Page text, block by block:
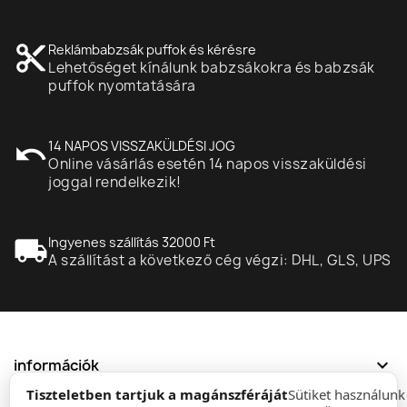
Tiszteletben tartjuk a magánszférájátSütiket
content_cut Reklámbabzsák puffok és kérésre
Lehetőséget kínálunk babzsákokra és babzsák
puffok nyomtatására
undo14 NAPOS VISSZAKÜLDÉSI JOG
Online vásárlás esetén 14 napos visszaküldési
joggal rendelkezik!
local_shippingIngyenes szállítás 32000 Ft
A szállítást a következő cég végzi: DHL, GLS, UPS
információk expand_more